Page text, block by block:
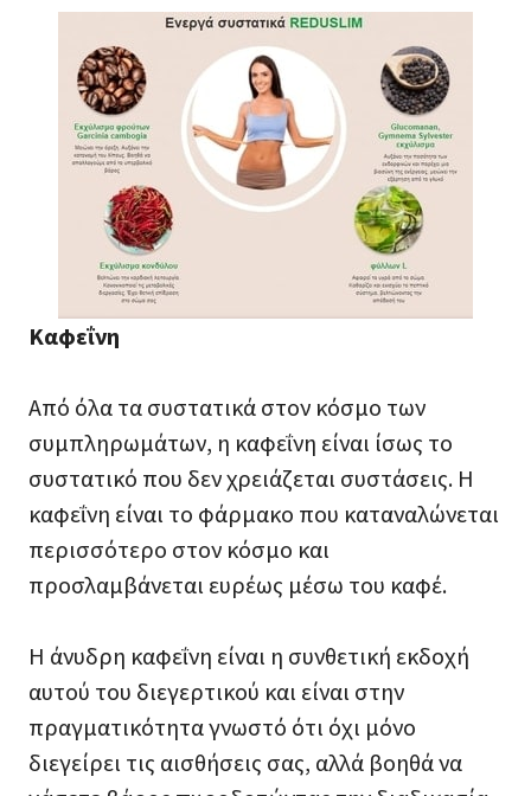
Καφεΐνη
Από όλα τα συστατικά στον κόσμο των
συμπληρωμάτων, η καφεΐνη είναι ίσως το
συστατικό που δεν χρειάζεται συστάσεις. Η
καφεΐνη είναι το φάρμακο που καταναλώνεται
περισσότερο στον κόσμο και
προσλαμβάνεται ευρέως μέσω του καφέ.
Η άνυδρη καφεΐνη είναι η συνθετική εκδοχή
αυτού του διεγερτικού και είναι στην
πραγματικότητα γνωστό ότι όχι μόνο
διεγείρει τις αισθήσεις σας, αλλά βοηθά να